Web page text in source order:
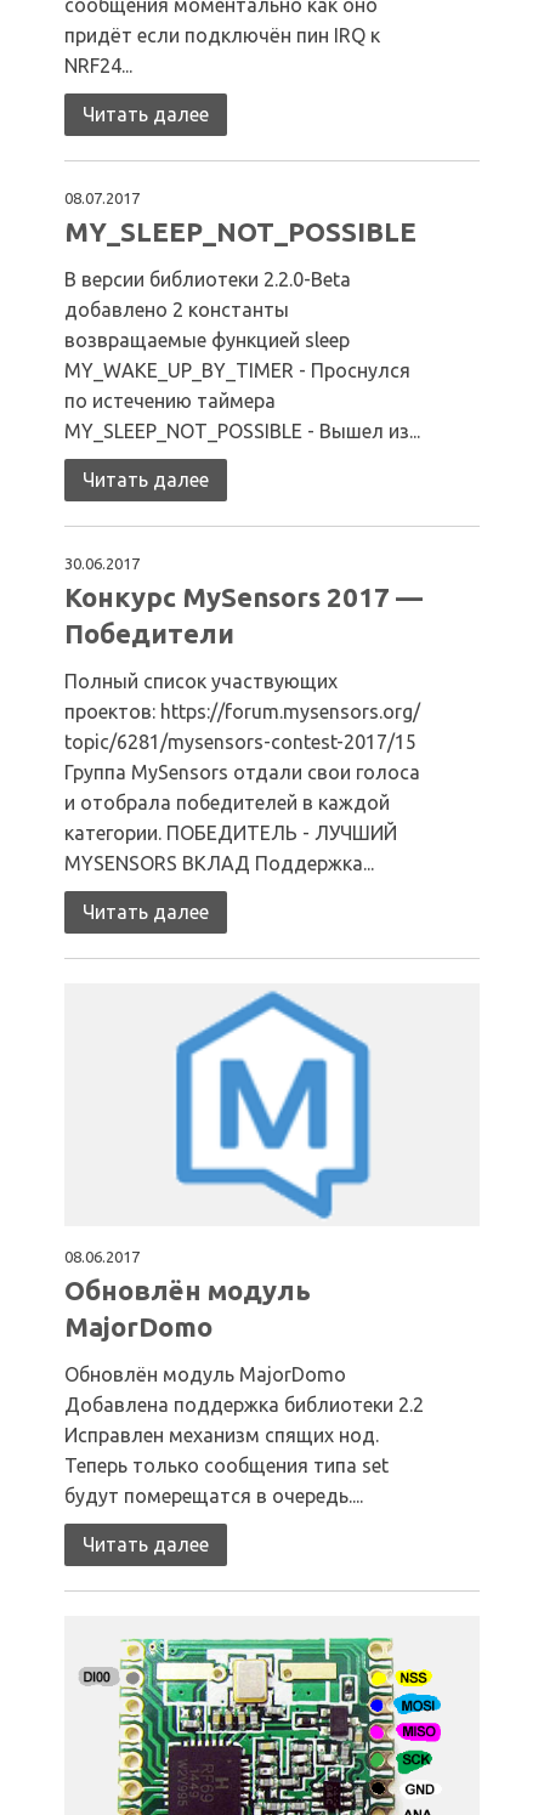
сообщения моментально как оно
придёт если подключён пин IRQ к
NRF24...
Читать далее
08.07.2017
MY_SLEEP_NOT_POSSIBLE
В версии библиотеки 2.2.0-Beta
добавлено 2 константы
возвращаемые функцией sleep
MY_WAKE_UP_BY_TIMER - Проснулся
по истечению таймера
MY_SLEEP_NOT_POSSIBLE - Вышел из...
Читать далее
30.06.2017
Конкурс MySensors 2017 —
Победители
Полный список участвующих
проектов: https://forum.mysensors.org/
topic/6281/mysensors-contest-2017/15
Группа MySensors отдали свои голоса
и отобрала победителей в каждой
категории. ПОБЕДИТЕЛЬ - ЛУЧШИЙ
MYSENSORS ВКЛАД Поддержка...
Читать далее
08.06.2017
Обновлён модуль
MajorDomo
Обновлён модуль MajorDomo
Добавлена поддержка библиотеки 2.2
Исправлен механизм спящих нод.
Теперь только сообщения типа set
будут померещатся в очередь....
Читать далее